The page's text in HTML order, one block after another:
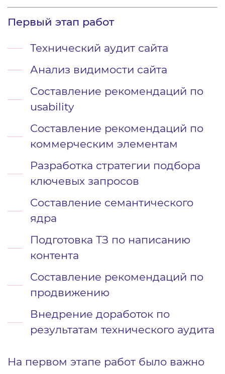
Первый этап работ
Технический аудит сайта
Анализ видимости сайта
Составление рекомендаций по
usability
Составление рекомендаций по
коммерческим элементам
Разработка стратегии подбора
ключевых запросов
Составление семантического
ядра
Подготовка ТЗ по написанию
контента
Составление рекомендаций по
продвижению
Внедрение доработок по
результатам технического аудита
На первом этапе работ было важно